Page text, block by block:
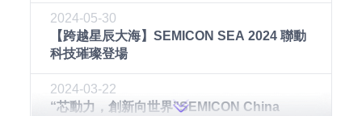
2024-05-30
【跨越星辰大海】SEMICON SEA 2024 聯動
科技璀璨登場
2024-03-22
“芯動力，創新向世界”SEMICON China